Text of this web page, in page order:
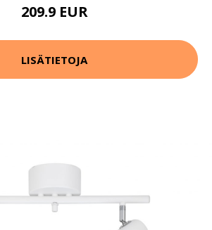
209.9 EUR
LISÄTIETOJA